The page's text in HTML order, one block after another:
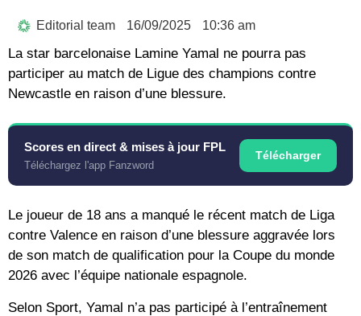
Editorial team 16/09/2025 10:36 am
La star barcelonaise Lamine Yamal ne pourra pas
participer au match de Ligue des champions contre
Newcastle en raison d’une blessure.
Scores en direct & mises à jour FPL
Téléchargez l'app Fanzword
Télécharger
Le joueur de 18 ans a manqué le récent match de Liga
contre Valence en raison d’une blessure aggravée lors
de son match de qualification pour la Coupe du monde
2026 avec l’équipe nationale espagnole.
Selon Sport, Yamal n’a pas participé à l’entraînement